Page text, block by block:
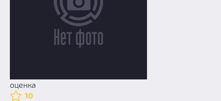
оценка
10